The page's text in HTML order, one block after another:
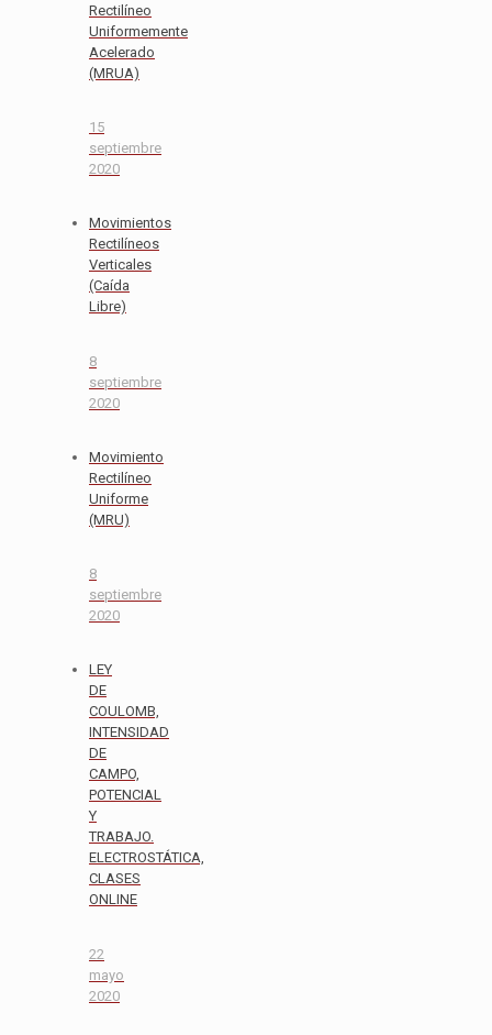
Rectilíneo
Uniformemente
Acelerado
(MRUA)
15
septiembre
2020
Movimientos
Rectilíneos
Verticales
(Caída
Libre)
8
septiembre
2020
Movimiento
Rectilíneo
Uniforme
(MRU)
8
septiembre
2020
LEY
DE
COULOMB,
INTENSIDAD
DE
CAMPO,
POTENCIAL
Y
TRABAJO.
ELECTROSTÁTICA,
CLASES
ONLINE
22
mayo
2020